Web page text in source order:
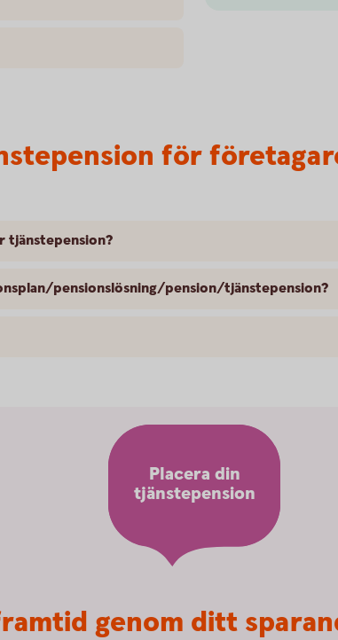
för
tjänstepension?
pensionslösning/pension/tjänstepension?
genom ditt
Placera din
tjänstepension